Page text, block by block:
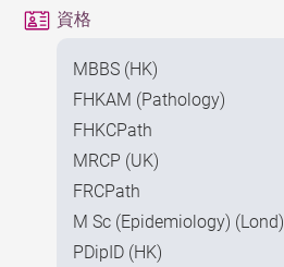
資格
MBBS (HK)
FHKAM (Pathology)
FHKCPath
MRCP (UK)
FRCPath
M Sc (Epidemiology) (Lond)
PDipID (HK)